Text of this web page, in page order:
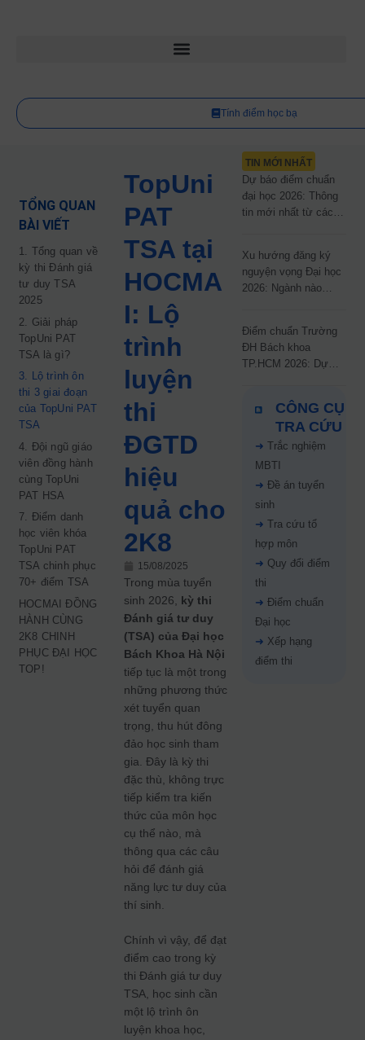
Tính điểm học bạ
TỔNG QUAN
BÀI VIẾT
1. Tổng quan về
kỳ thi Đánh giá
tư duy TSA
2025
2. Giải pháp
TopUni PAT
TSA là gì?
3. Lộ trình ôn
thi 3 giai đoạn
của TopUni PAT
TSA
4. Đội ngũ giáo
viên đồng hành
cùng TopUni
PAT HSA
7. Điểm danh
học viên khóa
TopUni PAT
TSA chinh phục
70+ điểm TSA
HOCMAI ĐỒNG
HÀNH CÙNG
2K8 CHINH
PHỤC ĐẠI HỌC
TOP!
TopUni
PAT
TSA tại
HOCMA
I: Lộ
trình
luyện
thi
ĐGTD
hiệu
quả cho
2K8
15/08/2025
Trong mùa tuyển
sinh 2026, kỳ thi
Đánh giá tư duy
(TSA) của Đại học
Bách Khoa Hà Nội
tiếp tục là một trong
những phương thức
xét tuyển quan
trọng, thu hút đông
đảo học sinh tham
gia. Đây là kỳ thi
đặc thù, không trực
tiếp kiểm tra kiến
thức của môn học
cụ thể nào, mà
thông qua các câu
hỏi để đánh giá
năng lực tư duy của
thí sinh.
Chính vì vậy, để đạt
điểm cao trong kỳ
thi Đánh giá tư duy
TSA, học sinh cần
một lộ trình ôn
luyện khoa học,
TIN MỚI NHẤT
Dự báo điểm chuẩn
đại học 2026: Thông
tin mới nhất từ các
Xu hướng đăng ký
nguyện vọng Đại học
2026: Ngành nào
Điểm chuẩn Trường
ĐH Bách khoa
TP.HCM 2026: Dự
67%
CÔNG CỤ
TRA CỨU
➜ Trắc nghiệm
MBTI
➜ Đề án tuyển
sinh
➜ Tra cứu tổ
hợp môn
➜ Quy đổi điểm
thi
➜ Điểm chuẩn
Đại học
➜ Xếp hạng
điểm thi